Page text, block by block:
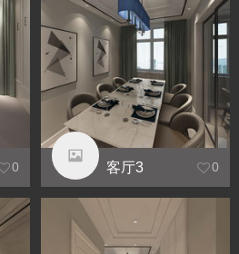
0 客厅3 0